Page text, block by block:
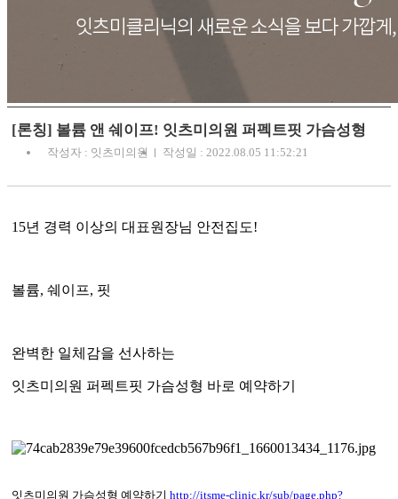
[론칭] 볼륨 앤 쉐이프! 잇츠미의원 퍼펙트핏 가슴성형
작성자 : 잇츠미의원 작성일 : 2022.08.05 11:52:21
15년 경력 이상의 대표원장님 안전집도!
볼륨, 쉐이프, 핏
완벽한 일체감을 선사하는
잇츠미의원 퍼펙트핏 가슴성형 바로 예약하기
잇츠미의원 가슴성형 예약하기 http://itsme-clinic.kr/sub/page.php?